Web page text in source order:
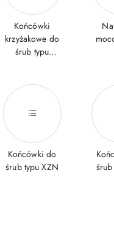
Końcówki
krzyżakowe do
śrub typu
Końcówki do
śrub typu XZN
śrub